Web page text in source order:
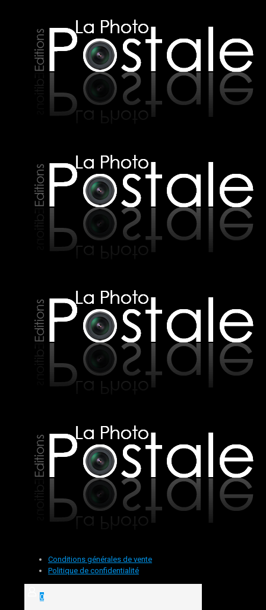
Conditions générales de vente
Politique de confidentialité
0